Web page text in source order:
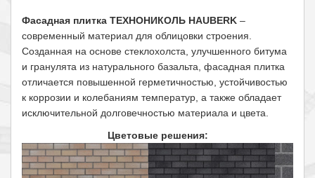
Фасадная плитка ТЕХНОНИКОЛЬ HAUBERK –
современный материал для облицовки строения.
Созданная на основе стеклохолста, улучшенного битума
и гранулята из натурального базальта, фасадная плитка
отличается повышенной герметичностью, устойчивостью
к коррозии и колебаниям температур, а также обладает
исключительной долговечностью материала и цвета.
Цветовые решения: